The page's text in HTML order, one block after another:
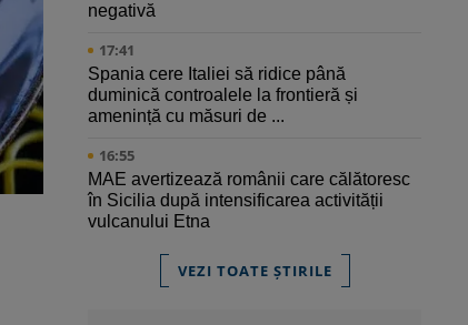
negativă
17:41
Spania cere Italiei să ridice până
duminică controalele la frontieră și
amenință cu măsuri de ...
16:55
MAE avertizează românii care călătoresc
în Sicilia după intensificarea activității
vulcanului Etna
VEZI TOATE ȘTIRILE